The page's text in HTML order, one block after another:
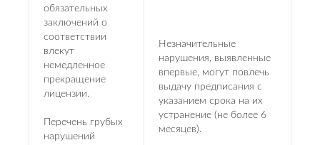
обязательных
заключений о
соответствии
влекут
немедленное
прекращение
лицензии.
Перечень грубых
нарушений
Незначительные
нарушения, выявленные
впервые, могут повлечь
выдачу предписания с
указанием срока на их
устранение (не более 6
месяцев).